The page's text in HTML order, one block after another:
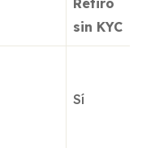
sin KYC
Sí